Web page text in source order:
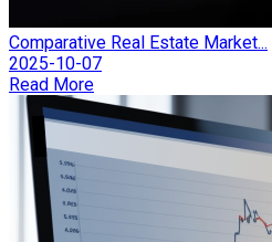
Comparative Real Estate Market...
2025-10-07
Read More